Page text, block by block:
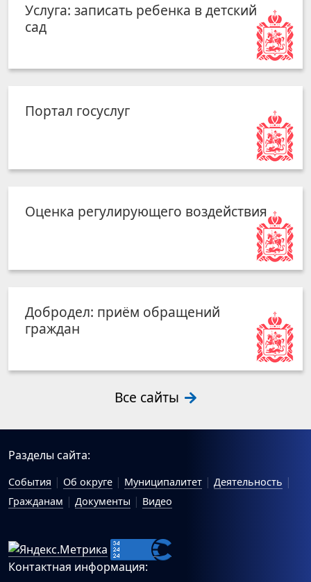
Услуга: записать ребенка в детский
сад
Портал госуслуг
Оценка регулирующего воздействия
Добродел: приём обращений
граждан
Все сайты
Разделы сайта:
События Об округе Муниципалитет
Деятельность
Гражданам
Документы Видео
Контактная информация: